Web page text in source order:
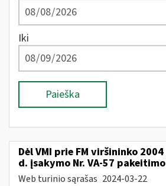
Iki
Paieška
Dėl VMI prie FM viršininko
d. įsakymo Nr. VA-57 pakeitimo
Web turinio sąrašas 2024-03-22